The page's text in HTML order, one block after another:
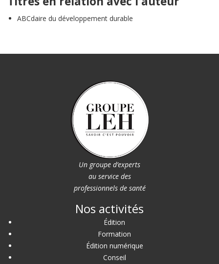
ABCdaire du développement durable
Un groupe d’experts
au service des
professionnels de santé
Nos activités
Édition
Formation
Édition numérique
Conseil